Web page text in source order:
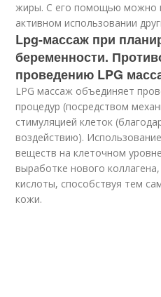
жиры. С его помощью можно
активном использовании
Lpg-массаж при
беременности.
проведению LPG
LPG массаж объединяет
процедур (посредством
стимуляцией клеток
воздействию).
веществ на клеточном
выработке нового
кислоты, способствуя тем
кожи.